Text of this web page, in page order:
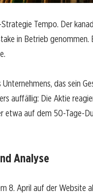
Tempo. Der
in Betrieb
das sein
auffällig: Die Aktie
etwa auf dem 50-Tage-
Analyse
8. April auf der Website